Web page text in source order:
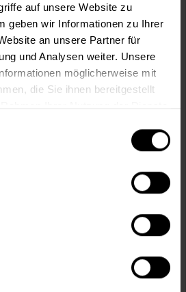
auf unsere Website zu
geben wir Informationen zu Ihrer
an unsere Partner für
und Analysen weiter. Unsere
möglicherweise mit
die Sie ihnen bereitgestellt
In denWarenkorb